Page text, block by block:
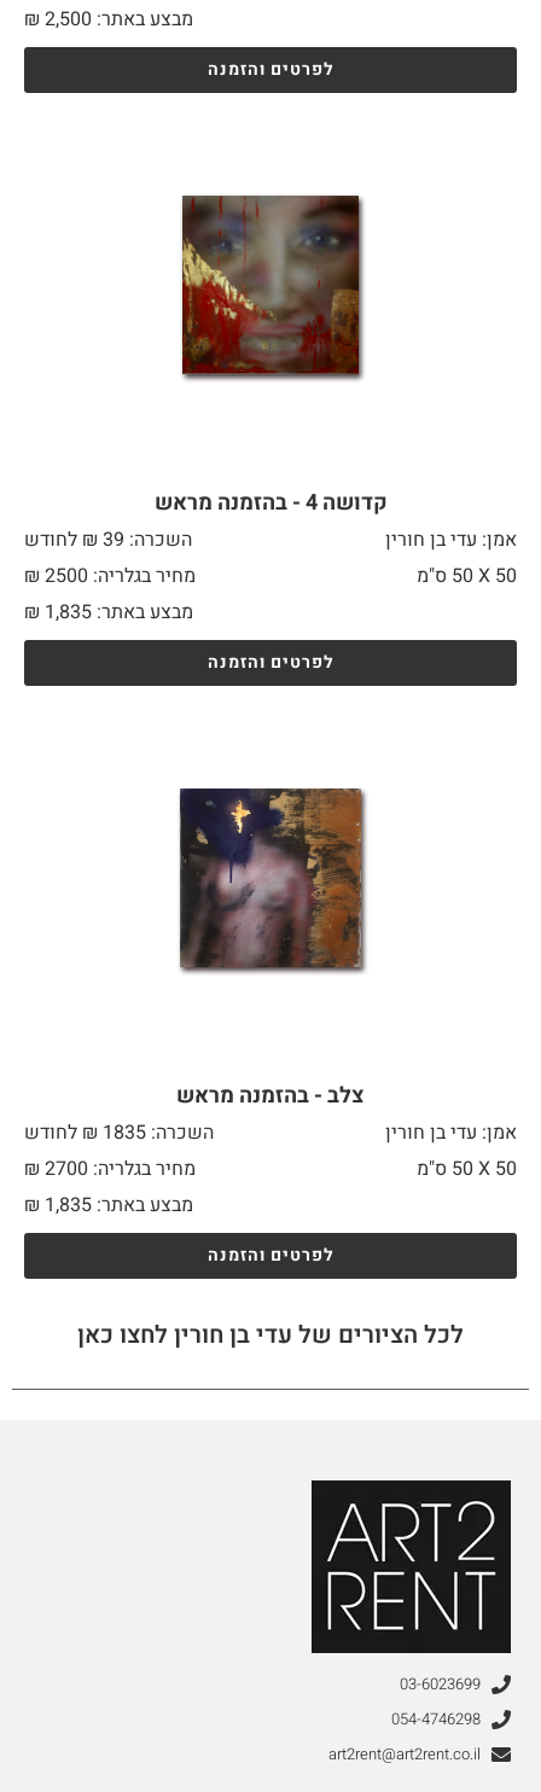
מבצע באתר:
₪ 2,500
לפרטים והזמנה
קדושה 4 - בהזמנה מראש
אמן: עדי בן חורין
השכרה: 39 ₪ לחודש
50 X
מחיר בגלריה: 2500 ₪
מבצע באתר:
₪ 1,835
לפרטים והזמנה
צלב - בהזמנה מראש
אמן: עדי בן חורין
השכרה: 1835 ₪ לחודש
50 X
מחיר בגלריה: 2700 ₪
מבצע באתר:
₪ 1,835
לפרטים והזמנה
לכל הציורים של עדי בן חורין לחצו כאן
03-6023699
054-4746298
art2rent@art2rent.co.il